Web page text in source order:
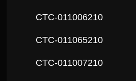
СTC-011006210
СTC-011065210
СTC-011007210